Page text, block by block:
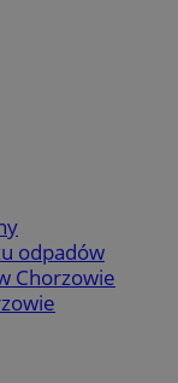
odpadów
Chorzowie